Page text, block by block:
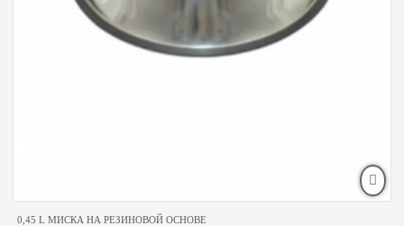
0,45 L МИСКА НА РЕЗИНОВОЙ ОСНОВЕ